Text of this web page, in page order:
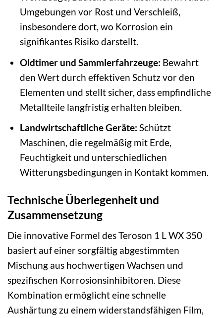
Umgebungen vor Rost und Verschleiß,
insbesondere dort, wo Korrosion ein
signifikantes Risiko darstellt.
Oldtimer und Sammlerfahrzeuge: Bewahrt
den Wert durch effektiven Schutz vor den
Elementen und stellt sicher, dass empfindliche
Metallteile langfristig erhalten bleiben.
Landwirtschaftliche Geräte: Schützt
Maschinen, die regelmäßig mit Erde,
Feuchtigkeit und unterschiedlichen
Witterungsbedingungen in Kontakt kommen.
Technische Überlegenheit und
Zusammensetzung
Die innovative Formel des Teroson 1 L WX 350
basiert auf einer sorgfältig abgestimmten
Mischung aus hochwertigen Wachsen und
spezifischen Korrosionsinhibitoren. Diese
Kombination ermöglicht eine schnelle
Aushärtung zu einem widerstandsfähigen Film,